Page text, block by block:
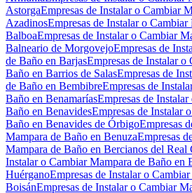
AstorgaEmpresas de Instalar o Cambiar
AzadinosEmpresas de Instalar o
BalboaEmpresas de Instalar o Cambiar
Balneario de MorgovejoEmpresas de
de Baño en BarjasEmpresas de Instalar o
Baño en Barrios de SalasEmpresas de
de Baño en BembibreEmpresas de
Baño en BenamaríasEmpresas de
Baño en BenavidesEmpresas de Instalar
Baño en Benavides de ÓrbigoEmpresas
Mampara de Baño en BenuzaEmpresas
Mampara de Baño en Bercianos del Real
Instalar o Cambiar Mampara de Baño en
HuérganoEmpresas de Instalar o
BoisánEmpresas de Instalar o Cambiar